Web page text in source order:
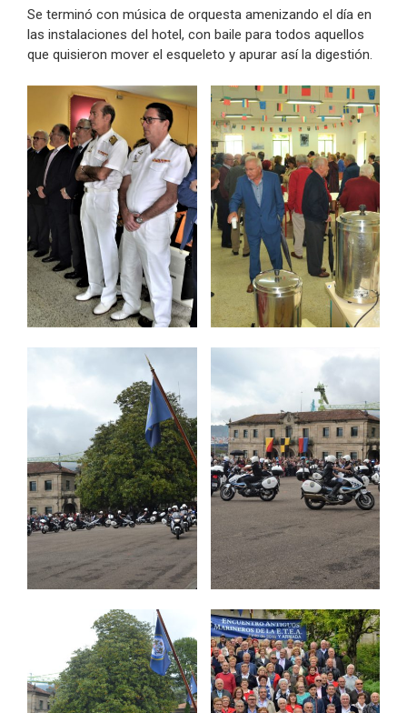
Se terminó con música de orquesta amenizando el día en
las instalaciones del hotel, con baile para todos aquellos
que quisieron mover el esqueleto y apurar así la digestión.